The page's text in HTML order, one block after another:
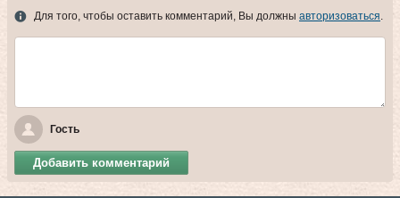
Для того, чтобы оставить комментарий, Вы должны авторизоваться.
Гость
Добавить комментарий